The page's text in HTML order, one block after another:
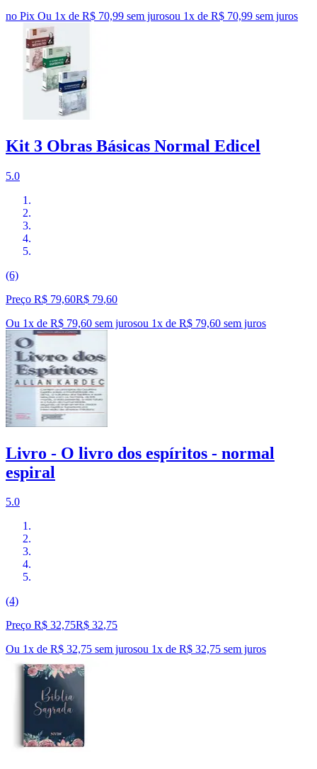
no Pix Ou 1x de R$ 70,99 sem jurosou 1x de R$ 70,99 sem juros
Kit 3 Obras Básicas Normal Edicel
5.0
(6)
Preço R$ 79,60R$ 79,60
Ou 1x de R$ 79,60 sem jurosou 1x de R$ 79,60 sem juros
Livro - O livro dos espíritos - normal
espiral
5.0
(4)
Preço R$ 32,75R$ 32,75
Ou 1x de R$ 32,75 sem jurosou 1x de R$ 32,75 sem juros